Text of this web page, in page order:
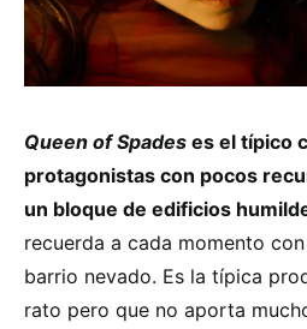
Queen of Spades es el típico
protagonistas con pocos
un bloque de edificios
recuerda a cada momento
barrio nevado. Es la típica
rato pero que no aporta